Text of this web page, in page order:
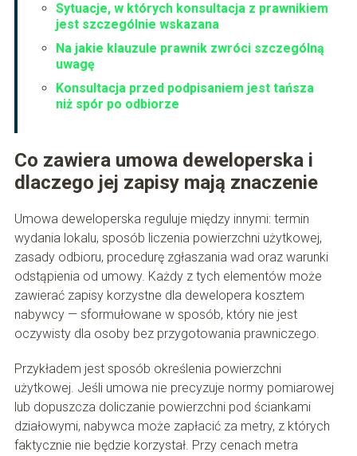
Sytuacje, w których konsultacja z prawnikiem
jest szczególnie wskazana
Na jakie klauzule prawnik zwróci szczególną
uwagę
Konsultacja przed podpisaniem jest tańsza
niż spór po odbiorze
Co zawiera umowa deweloperska i
dlaczego jej zapisy mają znaczenie
Umowa deweloperska reguluje między innymi: termin
wydania lokalu, sposób liczenia powierzchni użytkowej,
zasady odbioru, procedurę zgłaszania wad oraz warunki
odstąpienia od umowy. Każdy z tych elementów może
zawierać zapisy korzystne dla dewelopera kosztem
nabywcy — sformułowane w sposób, który nie jest
oczywisty dla osoby bez przygotowania prawniczego.
Przykładem jest sposób określenia powierzchni
użytkowej. Jeśli umowa nie precyzuje normy pomiarowej
lub dopuszcza doliczanie powierzchni pod ściankami
działowymi, nabywca może zapłacić za metry, z których
faktycznie nie będzie korzystał. Przy cenach metra